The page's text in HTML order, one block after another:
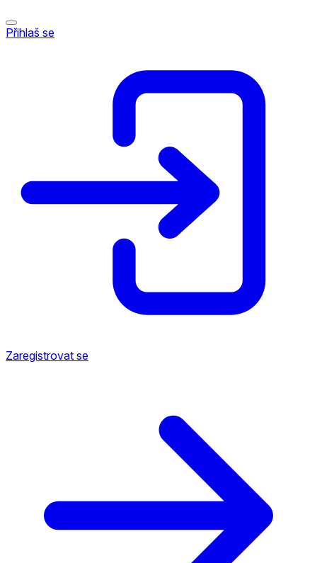
Přihlaš se
Zaregistrovat se